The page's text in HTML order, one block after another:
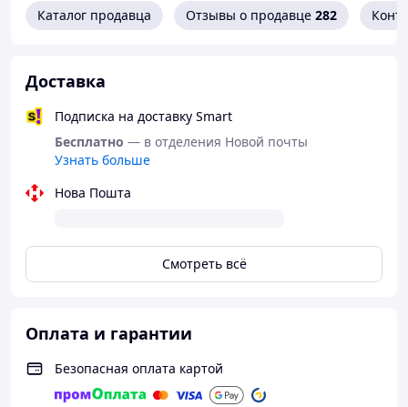
Каталог продавца Отзывы о продавце 282
Доставка
Подписка на доставку Smart
Бесплатно — в отделения Новой почты
Узнать больше
Нова Пошта
Смотреть всё
Оплата и гарантии
Безопасная оплата картой